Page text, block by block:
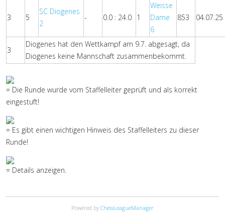
3 5
SC Diogenes
2
- 0.0 : 24.0 1
Weisse
Dame
6
853 04.07.25
3
Diogenes hat den Wettkampf am 9.7. abgesagt, da
Diogenes keine Mannschaft zusammenbekommt.
= Die Runde wurde vom Staffelleiter geprüft und als korrekt
eingestuft!
= Es gibt einen wichtigen Hinweis des Staffelleiters zu dieser
Runde!
= Details anzeigen.
Powered by ChessLeagueManager